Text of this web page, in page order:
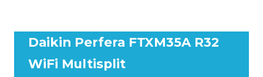
Daikin Perfera FTXM35A R32
WiFi Multisplit